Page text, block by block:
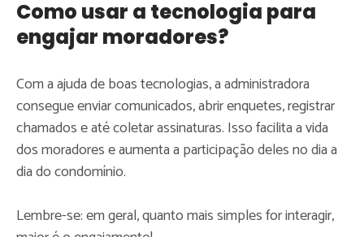
Como usar a tecnologia para
engajar moradores?
Com a ajuda de boas tecnologias, a administradora
consegue enviar comunicados, abrir enquetes, registrar
chamados e até coletar assinaturas. Isso facilita a vida
dos moradores e aumenta a participação deles no dia a
dia do condomínio.
Lembre-se: em geral, quanto mais simples for interagir,